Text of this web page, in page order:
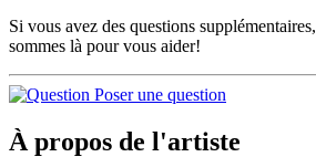
Si vous avez des questions supplémentaires,
sommes là pour vous aider!
Poser une question
À propos de l'artiste